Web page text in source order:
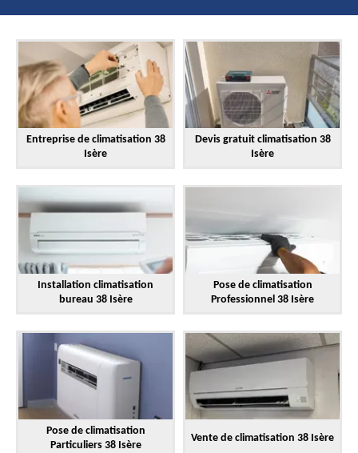
Entreprise de climatisation 38
Isère
Devis gratuit climatisation 38
Isère
Installation climatisation
bureau 38 Isère
Pose de climatisation
Professionnel 38 Isère
Pose de climatisation
Particuliers 38 Isère
Vente de climatisation 38 Isère